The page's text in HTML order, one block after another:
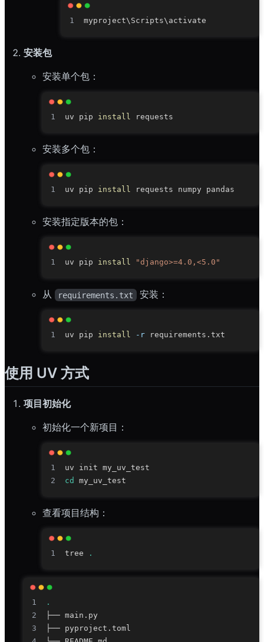
myproject\ Scripts\
安装包
安装单个包：
uv pip install
安装多个包：
uv pip install
安装指定版本的包：
uv pip install "django>=4.0,<5.0"
从 requirements.txt 安装：
uv pip install -r
使用 UV 方式
项目初始化
初始化一个新项目：
cd
查看项目结构：
tree .
.